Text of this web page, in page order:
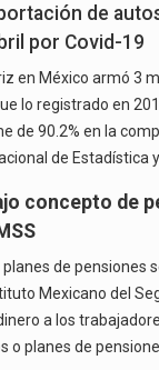
de
por Covid-19
en México armó 3
lo registrado en
de 90.2% en la
de Estadística y
concepto de
de pensiones
Mexicano del
a los
o planes de